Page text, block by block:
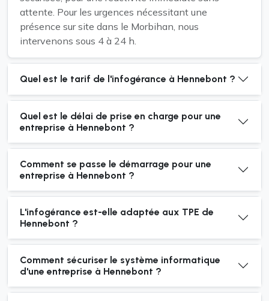
attente. Pour les urgences nécessitant une
présence sur site dans le Morbihan, nous
intervenons sous 4 à 24 h.
Quel est le tarif de l'infogérance à Hennebont ?
Quel est le délai de prise en charge pour une
entreprise à Hennebont ?
Comment se passe le démarrage pour une
entreprise à Hennebont ?
L'infogérance est-elle adaptée aux TPE de
Hennebont ?
Comment sécuriser le système informatique
d'une entreprise à Hennebont ?